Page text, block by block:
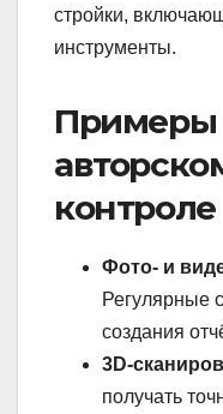
стройки,
инструменты.
Примеры
контроле
Фото- и
Регулярные
создания
3D-
получать